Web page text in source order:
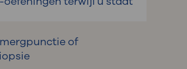
of